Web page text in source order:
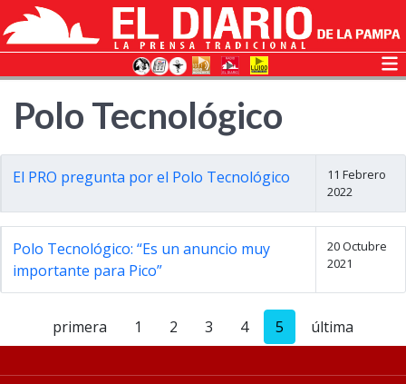
Polo Tecnológico
El PRO pregunta por el Polo Tecnológico
11 Febrero
2022
Polo Tecnológico: “Es un anuncio muy
importante para Pico”
20 Octubre
2021
primera 1 2 3 4 5 última